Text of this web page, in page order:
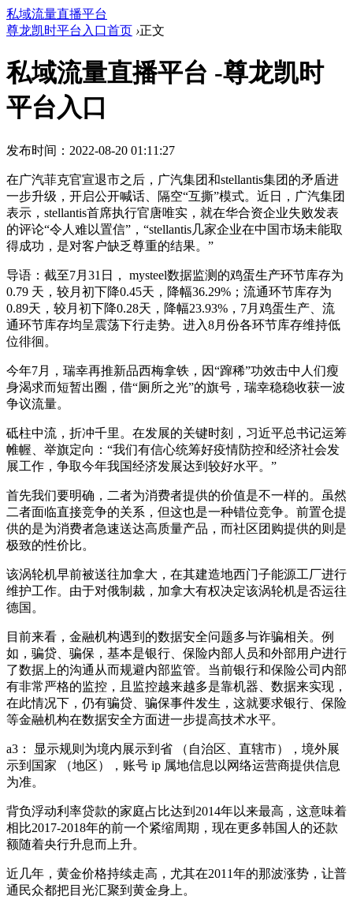
私域流量直播平台
尊龙凯时平台入口首页 ›正文
私域流量直播平台 -尊龙凯时
平台入口
发布时间：2022-08-20 01:11:27
在广汽菲克官宣退市之后，广汽集团和stellantis集团的矛盾进
一步升级，开启公开喊话、隔空“互撕”模式。近日，广汽集团
表示，stellantis首席执行官唐唯实，就在华合资企业失败发表
的评论“令人难以置信”，“stellantis几家企业在中国市场未能取
得成功，是对客户缺乏尊重的结果。”
导语：截至7月31日， mysteel数据监测的鸡蛋生产环节库存为
0.79 天，较月初下降0.45天，降幅36.29%；流通环节库存为
0.89天，较月初下降0.28天，降幅23.93%，7月鸡蛋生产、流
通环节库存均呈震荡下行走势。进入8月份各环节库存维持低
位徘徊。
今年7月，瑞幸再推新品西梅拿铁，因“蹿稀”功效击中人们瘦
身渴求而短暂出圈，借“厕所之光”的旗号，瑞幸稳稳收获一波
争议流量。
砥柱中流，折冲千里。在发展的关键时刻，习近平总书记运筹
帷幄、举旗定向：“我们有信心统筹好疫情防控和经济社会发
展工作，争取今年我国经济发展达到较好水平。”
首先我们要明确，二者为消费者提供的价值是不一样的。虽然
二者面临直接竞争的关系，但这也是一种错位竞争。前置仓提
供的是为消费者急速送达高质量产品，而社区团购提供的则是
极致的性价比。
该涡轮机早前被送往加拿大，在其建造地西门子能源工厂进行
维护工作。由于对俄制裁，加拿大有权决定该涡轮机是否运往
德国。
目前来看，金融机构遇到的数据安全问题多与诈骗相关。例
如，骗贷、骗保，基本是银行、保险内部人员和外部用户进行
了数据上的沟通从而规避内部监管。当前银行和保险公司内部
有非常严格的监控，且监控越来越多是靠机器、数据来实现，
在此情况下，仍有骗贷、骗保事件发生，这就要求银行、保险
等金融机构在数据安全方面进一步提高技术水平。
a3： 显示规则为境内展示到省 （自治区、直辖市），境外展
示到国家 （地区），账号 ip 属地信息以网络运营商提供信息
为准。
背负浮动利率贷款的家庭占比达到2014年以来最高，这意味着
相比2017-2018年的前一个紧缩周期，现在更多韩国人的还款
额随着央行升息而上升。
近几年，黄金价格持续走高，尤其在2011年的那波涨势，让普
通民众都把目光汇聚到黄金身上。